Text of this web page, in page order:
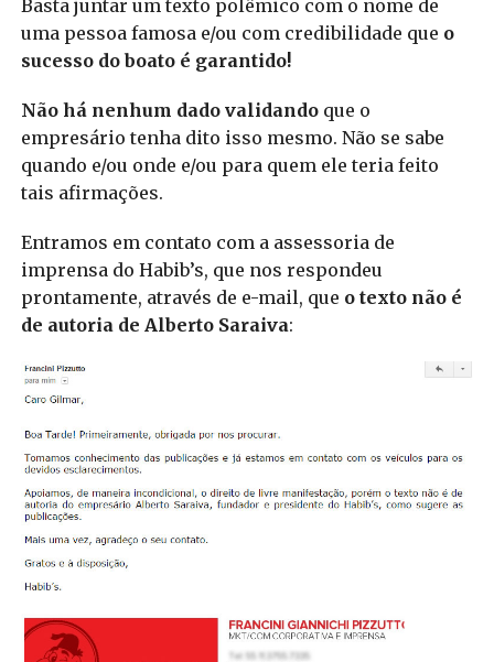
Basta juntar um texto polêmico com o nome de
uma pessoa famosa e/ou com credibilidade que o
sucesso do boato é garantido!
Não há nenhum dado validandoque o
empresário tenha dito isso mesmo. Não se sabe
quando e/ou onde e/ou para quem ele teria feito
tais afirmações.
Entramos em contato com a assessoria de
imprensa do Habib’s, que nos respondeu
prontamente, através de e-mail, que o texto não é
de autoria de Alberto Saraiva: